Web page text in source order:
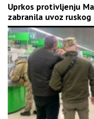
Uprkos protivljenju
zabranila uvoz ruskog